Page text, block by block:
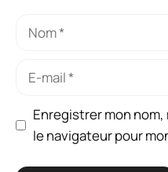
Nom
Enregistrer mon
le navigateur pour